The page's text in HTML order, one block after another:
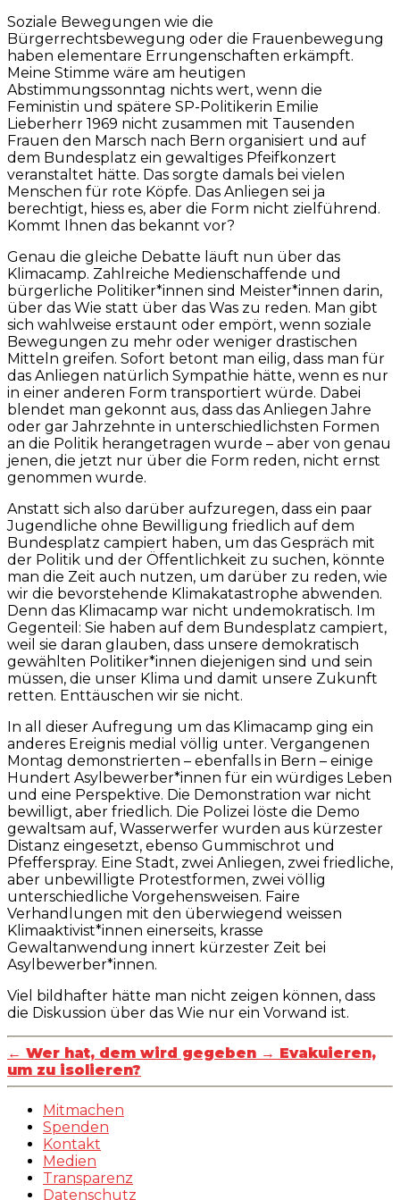
Soziale Bewegungen wie die
Bürgerrechtsbewegung oder die Frauenbewegung
haben elementare Errungenschaften erkämpft.
Meine Stimme wäre am heutigen
Abstimmungssonntag nichts wert, wenn die
Feministin und spätere SP-Politikerin Emilie
Lieberherr 1969 nicht zusammen mit Tausenden
Frauen den Marsch nach Bern organisiert und auf
dem Bundesplatz ein gewaltiges Pfeifkonzert
veranstaltet hätte. Das sorgte damals bei vielen
Menschen für rote Köpfe. Das Anliegen sei ja
berechtigt, hiess es, aber die Form nicht zielführend.
Kommt Ihnen das bekannt vor?
Genau die gleiche Debatte läuft nun über das
Klimacamp. Zahlreiche Medienschaffende und
bürgerliche Politiker*innen sind Meister*innen darin,
über das Wie statt über das Was zu reden. Man gibt
sich wahlweise erstaunt oder empört, wenn soziale
Bewegungen zu mehr oder weniger drastischen
Mitteln greifen. Sofort betont man eilig, dass man für
das Anliegen natürlich Sympathie hätte, wenn es nur
in einer anderen Form transportiert würde. Dabei
blendet man gekonnt aus, dass das Anliegen Jahre
oder gar Jahrzehnte in unterschiedlichsten Formen
an die Politik herangetragen wurde – aber von genau
jenen, die jetzt nur über die Form reden, nicht ernst
genommen wurde.
Anstatt sich also darüber aufzuregen, dass ein paar
Jugendliche ohne Bewilligung friedlich auf dem
Bundesplatz campiert haben, um das Gespräch mit
der Politik und der Öffentlichkeit zu suchen, könnte
man die Zeit auch nutzen, um darüber zu reden, wie
wir die bevorstehende Klimakatastrophe abwenden.
Denn das Klimacamp war nicht undemokratisch. Im
Gegenteil: Sie haben auf dem Bundesplatz campiert,
weil sie daran glauben, dass unsere demokratisch
gewählten Politiker*innen diejenigen sind und sein
müssen, die unser Klima und damit unsere Zukunft
retten. Enttäuschen wir sie nicht.
In all dieser Aufregung um das Klimacamp ging ein
anderes Ereignis medial völlig unter. Vergangenen
Montag demonstrierten – ebenfalls in Bern – einige
Hundert Asylbewerber*innen für ein würdiges Leben
und eine Perspektive. Die Demonstration war nicht
bewilligt, aber friedlich. Die Polizei löste die Demo
gewaltsam auf, Wasserwerfer wurden aus kürzester
Distanz eingesetzt, ebenso Gummischrot und
Pfefferspray. Eine Stadt, zwei Anliegen, zwei friedliche,
aber unbewilligte Protestformen, zwei völlig
unterschiedliche Vorgehensweisen. Faire
Verhandlungen mit den überwiegend weissen
Klimaaktivist*innen einerseits, krasse
Gewaltanwendung innert kürzester Zeit bei
Asylbewerber*innen.
Viel bildhafter hätte man nicht zeigen können, dass
die Diskussion über das Wie nur ein Vorwand ist.
← Wer hat, dem wird gegeben → Evakuieren,
um zu isolieren?
Mitmachen
Spenden
Kontakt
Medien
Transparenz
Datenschutz